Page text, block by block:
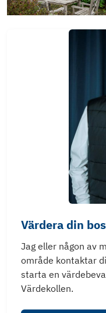
Värdera din
Jag eller någon av
område kontaktar
starta en
Värdekollen.